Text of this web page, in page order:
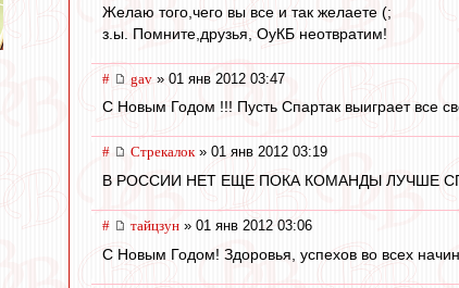
Желаю того,чего вы все и так желаете (;
з.ы. Помните,друзья, ОуКБ неотвратим!
# gav » 01 янв 2012 03:47
С Новым Годом !!! Пусть Спартак выиграет все
# Стрекалок» 01 янв 2012 03:19
В РОССИИ НЕТ ЕЩЕ ПОКА КОМАНДЫ ЛУЧШЕ
# тайцзун » 01 янв 2012 03:06
С Новым Годом! Здоровья, успехов во всех